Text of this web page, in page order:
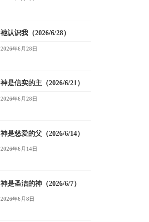
祂认识我（2026/6/28）
2026年6月28日
神是信实的主（2026/6/21）
2026年6月28日
神是慈爱的父（2026/6/14）
2026年6月14日
神是圣洁的神（2026/6/7）
2026年6月8日